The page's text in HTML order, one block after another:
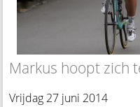
Markus hoopt zich
Vrijdag 27 juni 2014